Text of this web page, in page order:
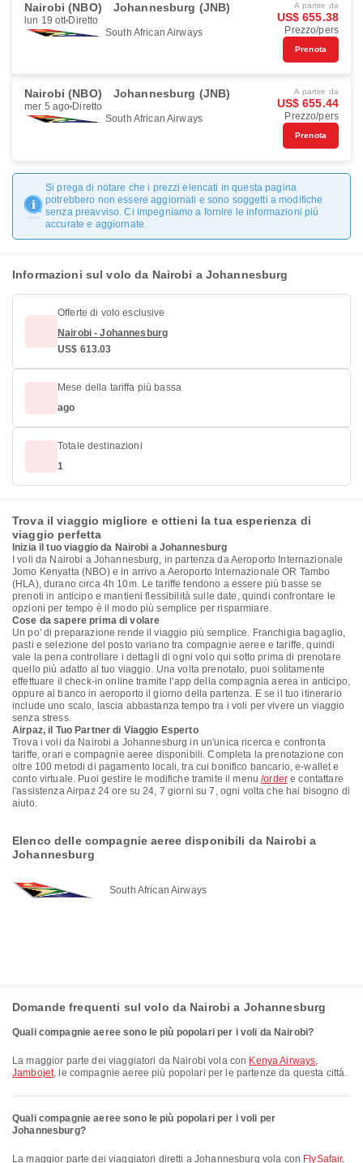
Nairobi (NBO) Johannesburg (JNB)
lun 19 ott Diretto
South African Airways
A partire da
US$ 655.38
Prezzo/pers
Prenota
Nairobi (NBO) Johannesburg (JNB)
mer 5 ago Diretto
South African Airways
A partire da
US$ 655.44
Prezzo/pers
Prenota
Si prega di notare che i prezzi elencati in questa pagina
potrebbero non essere aggiornati e sono soggetti a modifiche
senza preavviso. Ci impegniamo a fornire le informazioni più
accurate e aggiornate.
Informazioni sul volo da Nairobi a Johannesburg
Offerte di volo esclusive
Nairobi - Johannesburg
US$ 613.03
Mese della tariffa più bassa
ago
Totale destinazioni
1
Trova il viaggio migliore e ottieni la tua esperienza di
viaggio perfetta
Inizia il tuo viaggio da Nairobi a Johannesburg
I voli da Nairobi a Johannesburg, in partenza da Aeroporto Internazionale
Jomo Kenyatta (NBO) e in arrivo a Aeroporto Internazionale OR Tambo
(HLA), durano circa 4h 10m. Le tariffe tendono a essere più basse se
prenoti in anticipo e mantieni flessibilità sulle date, quindi confrontare le
opzioni per tempo è il modo più semplice per risparmiare.
Cose da sapere prima di volare
Un po' di preparazione rende il viaggio più semplice. Franchigia bagaglio,
pasti e selezione del posto variano tra compagnie aeree e tariffe, quindi
vale la pena controllare i dettagli di ogni volo qui sotto prima di prenotare
quello più adatto al tuo viaggio. Una volta prenotato, puoi solitamente
effettuare il check-in online tramite l'app della compagnia aerea in anticipo,
oppure al banco in aeroporto il giorno della partenza. E se il tuo itinerario
include uno scalo, lascia abbastanza tempo tra i voli per vivere un viaggio
senza stress.
Airpaz, il Tuo Partner di Viaggio Esperto
Trova i voli da Nairobi a Johannesburg in un'unica ricerca e confronta
tariffe, orari e compagnie aeree disponibili. Completa la prenotazione con
oltre 100 metodi di pagamento locali, tra cui bonifico bancario, e-wallet e
conto virtuale. Puoi gestire le modifiche tramite il menu/ordere contattare
l'assistenza Airpaz 24 ore su 24, 7 giorni su 7, ogni volta che hai bisogno di
aiuto.
Elenco delle compagnie aeree disponibili da Nairobi a
Johannesburg
South African Airways
Domande frequenti sul volo da Nairobi a Johannesburg
Quali compagnie aeree sono le più popolari per i voli da Nairobi?
La maggior parte dei viaggiatori da Nairobi vola con Kenya Airways,
Jambojet, le compagnie aeree più popolari per le partenze da questa città.
Quali compagnie aeree sono le più popolari per i voli per
Johannesburg?
La maggior parte dei viaggiatori diretti a Johannesburg vola con FlySafair,